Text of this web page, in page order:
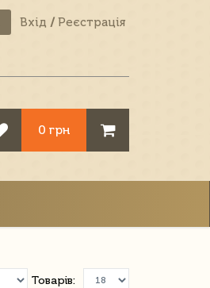
Вхід / Реєстрація
0 грн
Товарів: